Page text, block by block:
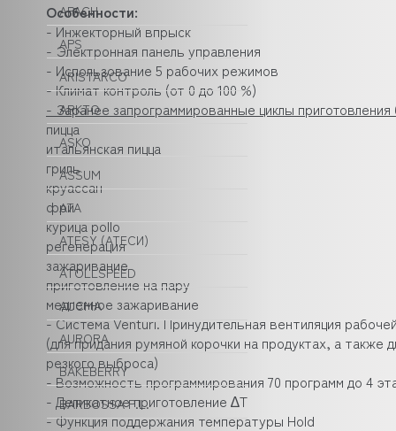
APACH
APS
ARISTARCO
ARKTO
ASKO
ASSUM
ATA
ATESY (АТЕСИ)
ATOLLSPEED
AUCMA
AURORA
BAKEBERRY
BARBOSSA P.L.
Особенности:
- Инжекторный впрыск
- Электронная панель управления
- Использование 5 рабочих режимов
- Климат контроль (от 0 до 100 %)
- Заранее запрограммированные циклы
пицца
итальянская пицца
гриль
круассан
фри
курица pollo
регенерация
зажаривание
приготовление на пару
медленное зажаривание
- Система Venturi. Принудительная вентиляция
(для придания румяной корочки на продуктах, а
резкого выброса)
- Возможность программирования 70 программ до 4
- Деликатное приготовление ∆Т
- Функция поддержания температуры Hold